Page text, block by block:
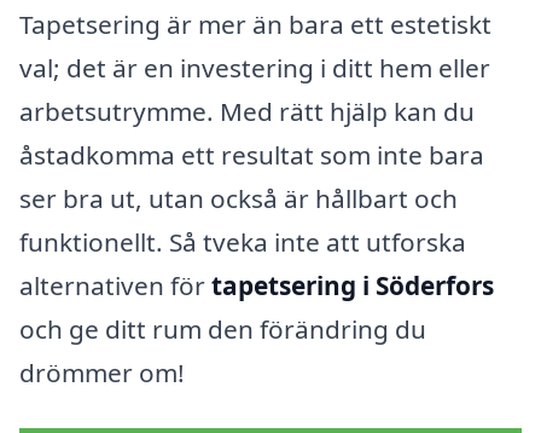
Tapetsering är mer än bara ett estetiskt
val; det är en investering i ditt hem eller
arbetsutrymme. Med rätt hjälp kan du
åstadkomma ett resultat som inte bara
ser bra ut, utan också är hållbart och
funktionellt. Så tveka inte att utforska
alternativen förtapetsering i Söderfors
och ge ditt rum den förändring du
drömmer om!